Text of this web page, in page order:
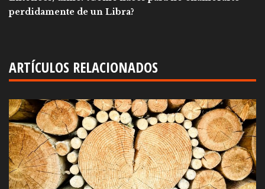
perdidamente de un Libra?
ARTÍCULOS RELACIONADOS